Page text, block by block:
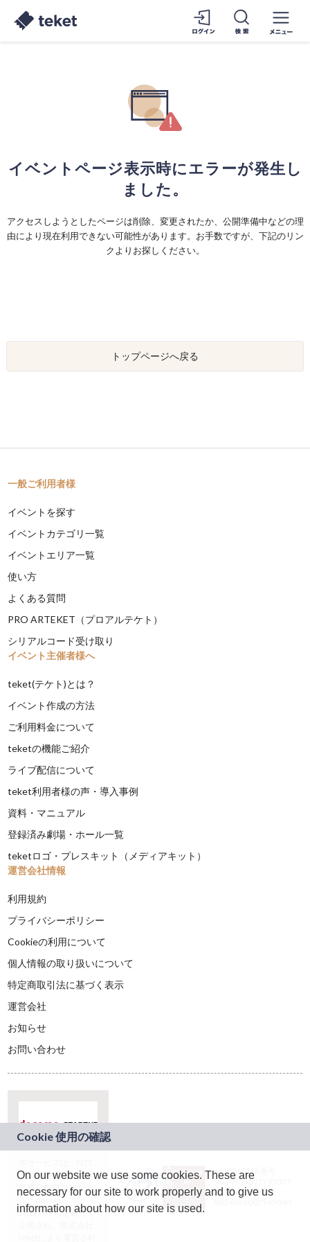
イベントページ表示時にエラーが発生し
ました。
アクセスしようとしたページは削除、変更されたか、公開準備中などの理
由により現在利用できない可能性があります。お手数ですが、下記のリン
クよりお探しください。
トップページへ戻る
一般ご利用者様
イベントを探す
イベントカテゴリ一覧
イベントエリア一覧
使い方
よくある質問
PRO ARTEKET（プロアルテケト）
シリアルコード受け取り
イベント主催者様へ
teket(テケト)とは？
イベント作成の方法
ご利用料金について
teketの機能ご紹介
ライブ配信について
teket利用者様の声・導入事例
資料・マニュアル
登録済み劇場・ホール一覧
teketロゴ・プレスキット（メディアキット）
運営会社情報
利用規約
プライバシーポリシー
Cookieの利用について
個人情報の取り扱いについて
特定商取引法に基づく表示
運営会社
お知らせ
お問い合わせ
ドコモグループの新
規事業創出プログラ
ム「docomo
STARTUP」を通じて
JASRAC許諾番号：
9024936001Y45037
JASRAC許諾番号：
On our website we use some cookies. These are
necessary for our site to work properly and to give us
information about how our site is used.